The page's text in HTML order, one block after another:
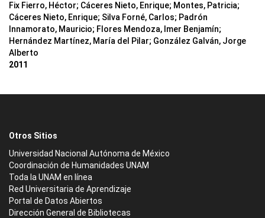
Fix Fierro, Héctor; Cáceres Nieto, Enrique; Montes, Patricia;
Cáceres Nieto, Enrique; Silva Forné, Carlos; Padrón
Innamorato, Mauricio; Flores Mendoza, Imer Benjamín;
Hernández Martínez, María del Pilar; González Galván, Jorge
Alberto
2011
Otros Sitios
Universidad Nacional Autónoma de México
Coordinación de Humanidades UNAM
Toda la UNAM en línea
Red Universitaria de Aprendizaje
Portal de Datos Abiertos
Dirección General de Bibliotecas